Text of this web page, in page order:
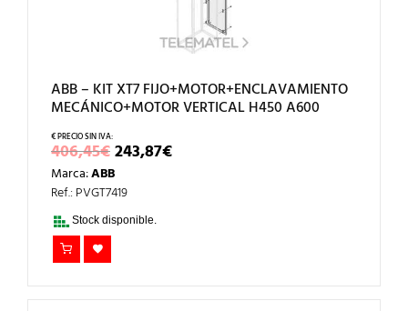
ABB – KIT XT7 FIJO+MOTOR+ENCLAVAMIENTO
MECÁNICO+MOTOR VERTICAL H450 A600
406,45€EL
PRECIO
ORIGINAL
ERA:406,45€.
243,87€EL
PRECIO
Marca:ABB
Ref.: PVGT7419
Stock disponible.